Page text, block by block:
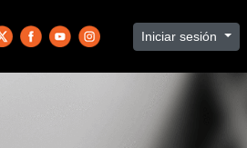
Iniciar sesión